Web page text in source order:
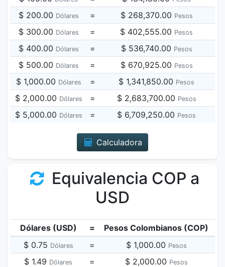
$ 200.00 Dólares = $ 268,370.00 Pesos
$ 300.00 Dólares = $ 402,555.00 Pesos
$ 400.00 Dólares = $ 536,740.00 Pesos
$ 500.00 Dólares = $ 670,925.00 Pesos
$ 1,000.00 Dólares = $ 1,341,850.00 Pesos
$ 2,000.00 Dólares = $ 2,683,700.00 Pesos
$ 5,000.00 Dólares = $ 6,709,250.00 Pesos
Calculadora
Equivalencia COP a
USD
Dólares (USD) =
Pesos Colombianos (COP)
$ 0.75 Dólares = $ 1,000.00 Pesos
$ 1.49 Dólares = $ 2,000.00 Pesos